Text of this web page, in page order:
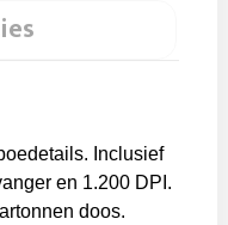
Inclusief
en 1.200 DPI.
doos.